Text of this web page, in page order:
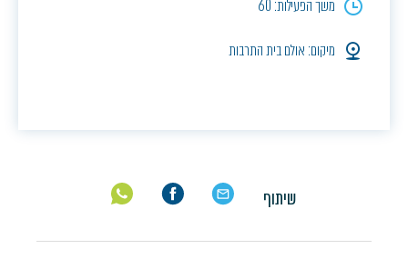
משך הפעילות: 60
מיקום: אולם בית התרבות
שיתוף